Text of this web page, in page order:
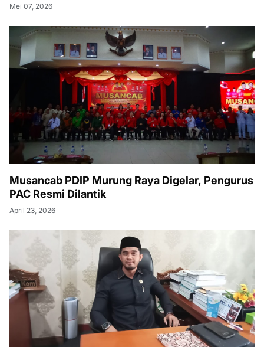
Mei 07, 2026
Musancab PDIP Murung Raya Digelar, Pengurus
PAC Resmi Dilantik
April 23, 2026